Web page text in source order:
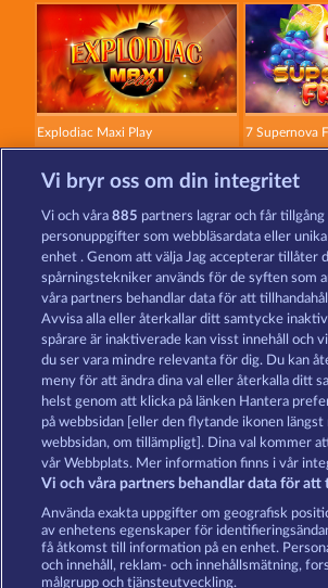
Explodiac Maxi Play 7 Supernova
40 Sevens Wild Rubies
Användarvillkor
Om Företaget FAQ
Facebook
Skicka in en begäran om att
Vi bryr oss om din integritet
Vi och våra885 partners lagrar och får tillgång
personuppgifter som webbläsardata eller
enhet . Genom att välja Jag accepterar tillåter
spårningstekniker används för de syften som
våra partners behandlar data för att
Avvisa alla eller återkallar ditt samtycke
spårare är inaktiverade kan visst innehåll och
du ser vara mindre relevanta för dig. Du kan
meny för att ändra dina val eller återkalla ditt
helst genom att klicka på länken Hantera
på webbsidan [eller den flytande ikonen
webbsidan, om tillämpligt]. Dina val kommer
vår Webbplats. Mer information finns i vår
Vi och våra partners behandlar data för att
Använda exakta uppgifter om geografisk
av enhetens egenskaper för
få åtkomst till information på en enhet.
och innehåll, reklam- och innehållsmätning,
målgrupp och tjänsteutveckling.